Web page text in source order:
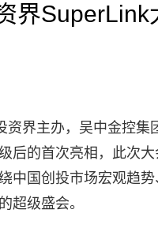
界
资界主办，吴中金控
后的首次亮相，此次
中国创投市场宏观趋
超级盛会。